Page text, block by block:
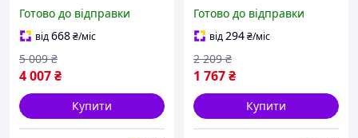
pelican
Готово до відправки
від668₴/міс
4 007₴
5 009 ₴
Купити
упаковці pelican
Готово до відправки
від294₴/міс
1 767₴
2 209 ₴
Купити